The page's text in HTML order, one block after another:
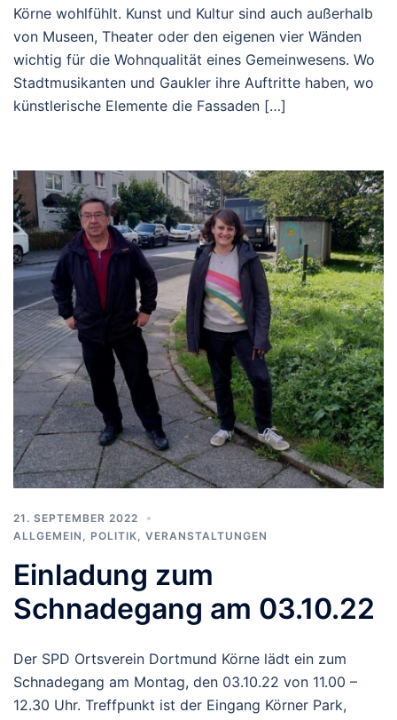
Körne wohlfühlt. Kunst und Kultur sind auch außerhalb
von Museen, Theater oder den eigenen vier Wänden
wichtig für die Wohnqualität eines Gemeinwesens. Wo
Stadtmusikanten und Gaukler ihre Auftritte haben, wo
künstlerische Elemente die Fassaden […]
21. SEPTEMBER 2022
ALLGEMEIN
POLITIK VERANSTALTUNGEN
Einladung zum
Schnadegang am 03.10.22
Der SPD Ortsverein Dortmund Körne lädt ein zum
Schnadegang am Montag, den 03.10.22 von 11.00 –
12.30 Uhr. Treffpunkt ist der Eingang Körner Park,